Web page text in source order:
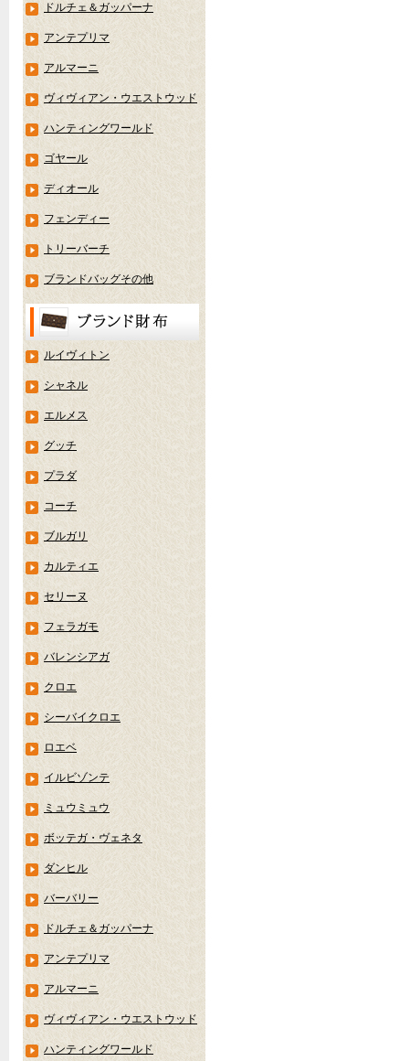
ドルチェ＆ガッパーナ
アンテプリマ
アルマーニ
ヴィヴィアン・ウエストウッド
ハンティングワールド
ゴヤール
ディオール
フェンディー
トリーバーチ
ブランドバッグその他
ルイヴィトン
シャネル
エルメス
グッチ
プラダ
コーチ
ブルガリ
カルティエ
セリーヌ
フェラガモ
バレンシアガ
クロエ
シーバイクロエ
ロエベ
イルビゾンテ
ミュウミュウ
ボッテガ・ヴェネタ
ダンヒル
バーバリー
ドルチェ＆ガッパーナ
アンテプリマ
アルマーニ
ヴィヴィアン・ウエストウッド
ハンティングワールド